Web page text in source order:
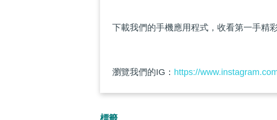
下載我們的手機應用程式，收看第一手精
瀏覽我們的IG： https://
標籤